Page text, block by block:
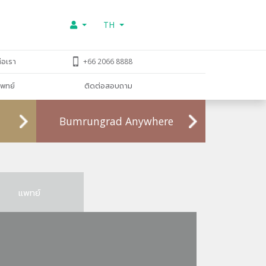
TH
เรา +66 2066 8888
ทย์ ติดต่อสอบถาม
Bumrungrad Anywhere
แพทย์